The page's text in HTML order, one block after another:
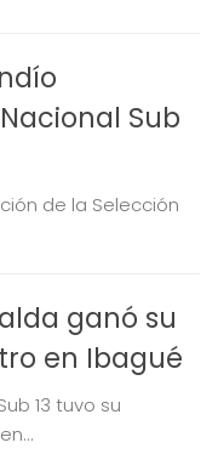
Sub
de la Selección
ganó su
en Ibagué
13 tuvo su